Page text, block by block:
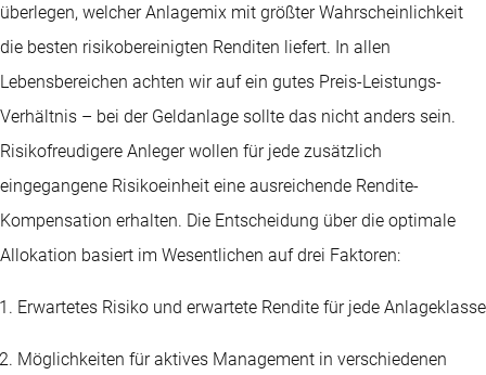
überlegen, welcher Anlagemix mit größter Wahrscheinlichkeit
die besten risikobereinigten Renditen liefert. In allen
Lebensbereichen achten wir auf ein gutes Preis-Leistungs-
Verhältnis – bei der Geldanlage sollte das nicht anders sein.
Risikofreudigere Anleger wollen für jede zusätzlich
eingegangene Risikoeinheit eine ausreichende Rendite-
Kompensation erhalten. Die Entscheidung über die optimale
Allokation basiert im Wesentlichen auf drei Faktoren:
Erwartetes Risiko und erwartete Rendite für jede Anlageklasse
Möglichkeiten für aktives Management in verschiedenen